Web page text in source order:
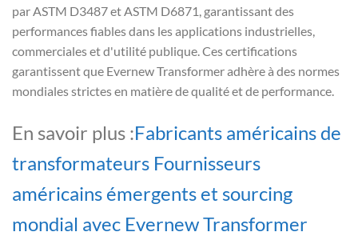
par ASTM D3487 et ASTM D6871, garantissant des
performances fiables dans les applications industrielles,
commerciales et d'utilité publique. Ces certifications
garantissent que Evernew Transformer adhère à des normes
mondiales strictes en matière de qualité et de performance.
En savoir plus :Fabricants américains de
transformateurs Fournisseurs
américains émergents et sourcing
mondial avec Evernew Transformer